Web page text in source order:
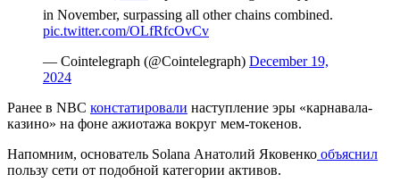
in November, surpassing all other chains combined.
pic.twitter.com/OLfRfcOvCv
— Cointelegraph (@Cointelegraph) December 19,
2024
Ранее в NBC констатировали наступление эры «карнавала-
казино» на фоне ажиотажа вокруг мем-токенов.
Напомним, основатель Solana Анатолий Яковенко объяснил
пользу сети от подобной категории активов.